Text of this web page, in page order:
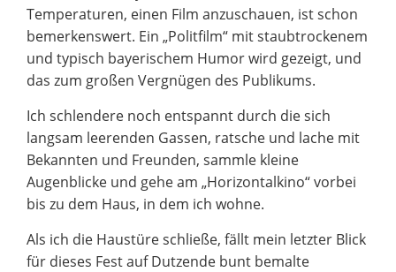
Temperaturen, einen Film anzuschauen, ist schon
bemerkenswert. Ein „Politfilm“ mit staubtrockenem
und typisch bayerischem Humor wird gezeigt, und
das zum großen Vergnügen des Publikums.
Ich schlendere noch entspannt durch die sich
langsam leerenden Gassen, ratsche und lache mit
Bekannten und Freunden, sammle kleine
Augenblicke und gehe am „Horizontalkino“ vorbei
bis zu dem Haus, in dem ich wohne.
Als ich die Haustüre schließe, fällt mein letzter Blick
für dieses Fest auf Dutzende bunt bemalte